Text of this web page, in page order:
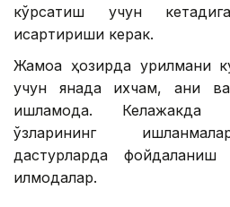
кўрсатиш учун
қисқартириши керак.
Жамоа ҳозирда қурилмани
учун янада ихчам, аниқ
ишламоқда. Келажакда
ўзларининг
дастурларда фойдаланиш
қилмоқдалар.